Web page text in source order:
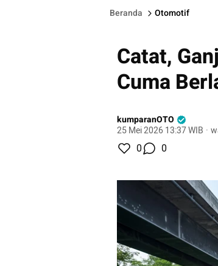
Beranda Otomotif
Catat,
Cuma
kumparanOTO
25 Mei 2026 13:37 WIB ·
0 0